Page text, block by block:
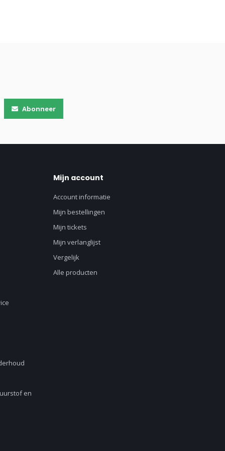
Abonneer
en
Mijn account
Account informatie
Mijn bestellingen
Mijn tickets
Mijn verlanglijst
Vergelijk
Alle producten